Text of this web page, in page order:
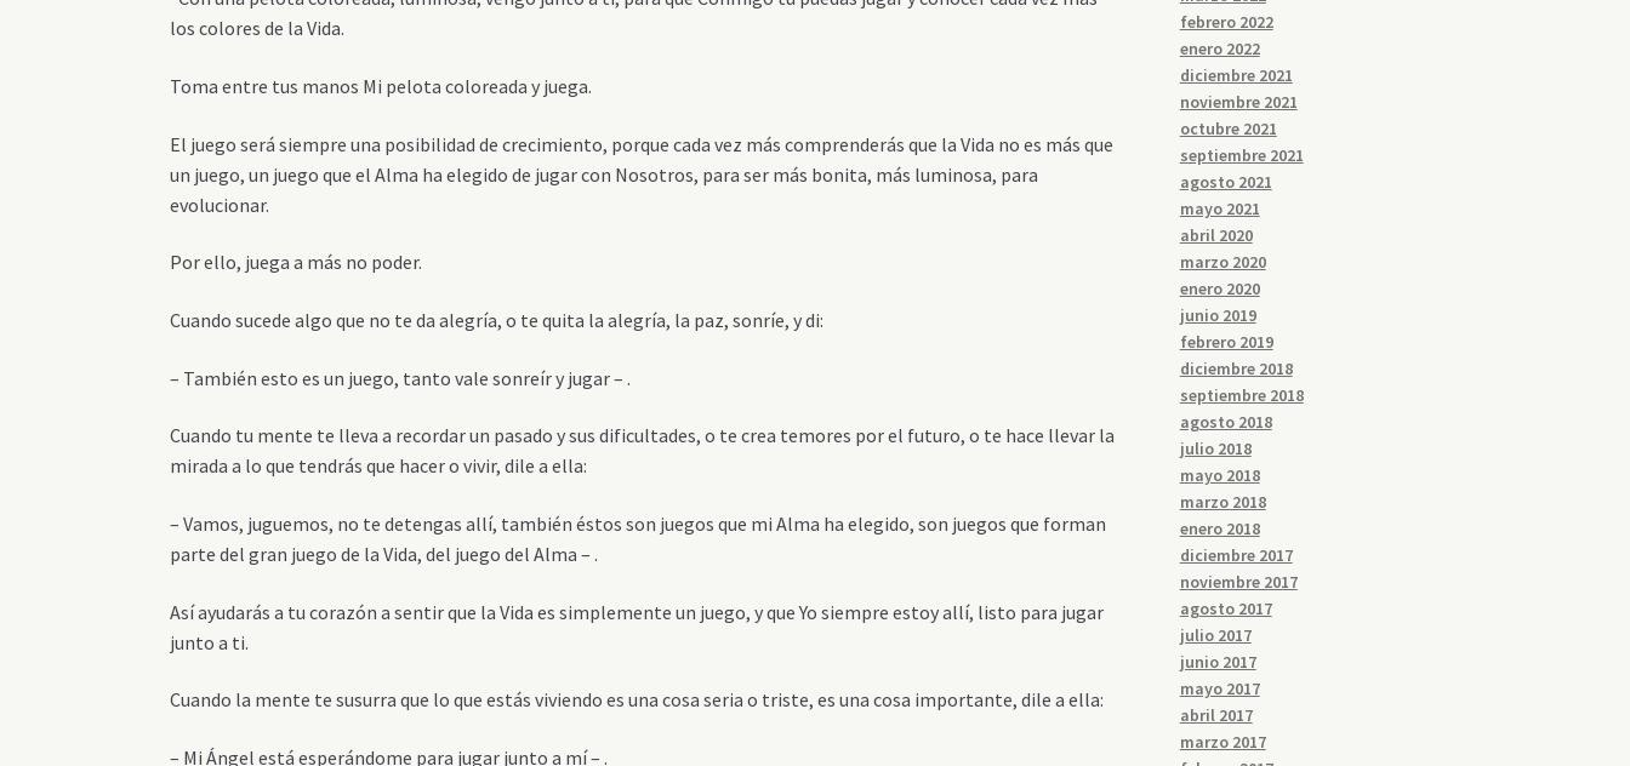
los colores de la Vida.
Toma entre tus manos Mi pelota coloreada y juega.
El juego será siempre una posibilidad de crecimiento, porque cada vez más comprenderás que la Vida no es más que
un juego, un juego que el Alma ha elegido de jugar con Nosotros, para ser más bonita, más luminosa, para
evolucionar.
Por ello, juega a más no poder.
Cuando sucede algo que no te da alegría, o te quita la alegría, la paz, sonríe, y di:
– También esto es un juego, tanto vale sonreír y jugar – .
Cuando tu mente te lleva a recordar un pasado y sus dificultades, o te crea temores por el futuro, o te hace llevar la
mirada a lo que tendrás que hacer o vivir, dile a ella:
– Vamos, juguemos, no te detengas allí, también éstos son juegos que mi Alma ha elegido, son juegos que forman
parte del gran juego de la Vida, del juego del Alma – .
Así ayudarás a tu corazón a sentir que la Vida es simplemente un juego, y que Yo siempre estoy allí, listo para jugar
junto a ti.
Cuando la mente te susurra que lo que estás viviendo es una cosa seria o triste, es una cosa importante, dile a ella:
– Mi Ángel está esperándome para jugar junto a mí – .
febrero 2022
enero 2022
diciembre 2021
noviembre 2021
octubre 2021
septiembre 2021
agosto 2021
mayo 2021
abril 2020
marzo 2020
enero 2020
junio 2019
febrero 2019
diciembre 2018
septiembre 2018
agosto 2018
julio 2018
mayo 2018
marzo 2018
enero 2018
diciembre 2017
noviembre 2017
agosto 2017
julio 2017
junio 2017
mayo 2017
abril 2017
marzo 2017